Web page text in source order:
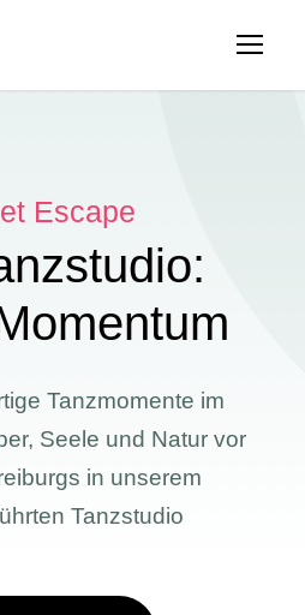
Escape
Tanzmomente im
Seele und Natur vor
in unserem
Tanzstudio